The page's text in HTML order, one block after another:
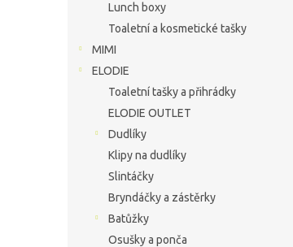
Lunch boxy
Toaletní a kosmetické tašky
MIMI
ELODIE
Toaletní tašky a přihrádky
ELODIE OUTLET
Dudlíky
Klipy na dudlíky
Slintáčky
Bryndáčky a zástěrky
Batůžky
Osušky a ponča